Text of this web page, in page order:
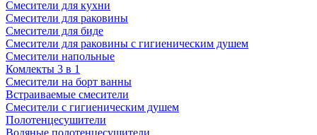
Смесители для кухни
Смесители для раковины
Смесители для биде
Смесители для раковины с гигиеническим душем
Смесители напольные
Комлекты 3 в 1
Смесители на борт ванны
Встраиваемые смесители
Смесители с гигиеническим душем
Полотенцесушители
Водяные полотенцесушители